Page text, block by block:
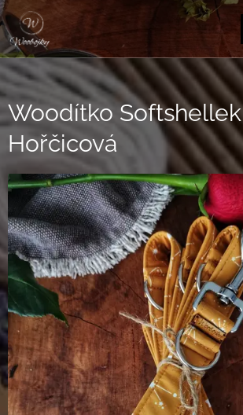
Woodítko
Hořčicová